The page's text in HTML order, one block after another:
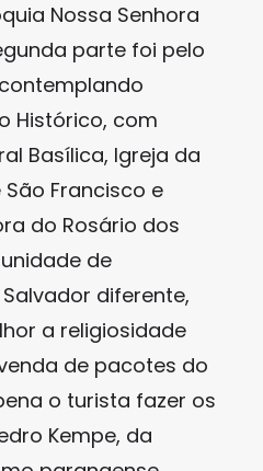
Nossa Senhora
parte foi pelo
Histórico, com
Basílica, Igreja da
Francisco e
do Rosário dos
de
diferente,
a religiosidade
de pacotes do
o turista fazer os
Kempe, da